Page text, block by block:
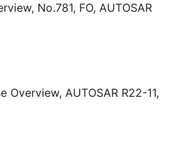
No.781, FO, AUTOSAR
Overview, AUTOSAR R22-11,